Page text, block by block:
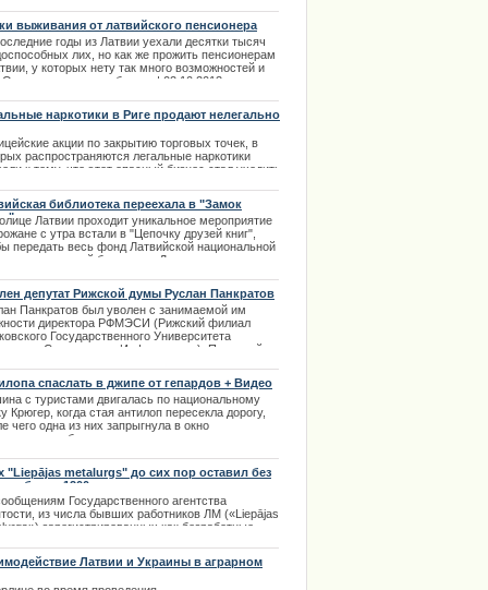
выживания от латвийского пенсионера
годы из Латвии уехали десятки тысяч
лих, но как же прожить пенсионерам
у которых нету так много возможностей и
Оказывается, способ есть. | 02.10.2013
наркотики в Риге продают нелегально
акции по закрытию торговых точек, в
распространяются легальные наркотики
к тому, что этот опасный бизнес стал уходить
внутренних дел Рихард Козловскис
именно на эти проблемы в
передаче.
библиотека переехала в "Замок
Латвии проходит уникальное мероприятие
с утра встали в "Цепочку друзей книг",
передать весь фонд Латвийской национальной
на левый берег реки Даугавы в новое
депутат Рижской думы Руслан Панкратов
Панкратов был уволен с занимаемой им
директора РФМЭСИ (Рижский филиал
Государственного Университета
Статистики и Информатики). Причиной
спаслать в джипе от гепардов + Видео
с туристами двигалась по национальному
Крюгер, когда стая антилоп пересекла дорогу,
чего одна из них запрыгнула в окно
обескуражив преследовавшего ее
"Liepājas metalurgs" до сих пор оставил без
более 1200 человек
Государственного агентства
из числа бывших работников ЛМ («Liepājas
зарегистрированных как безработные,
Латвии и Украины в аграрном